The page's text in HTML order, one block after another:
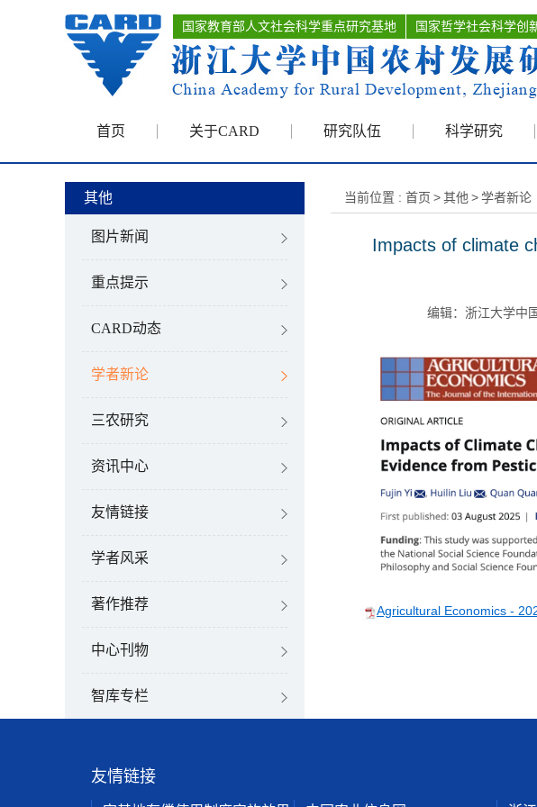
国家教育部人文社会科学重点研究基地 国家哲学社会科学创
首页 关于CARD 研究队伍 科学研究
其他
图片新闻
重点提示
CARD动态
学者新论
三农研究
资讯中心
友情链接
学者风采
著作推荐
中心刊物
智库专栏
当前位置 : 首页 >其他 >学者新论
Impacts of climate
编辑：浙江大学中
Agricultural Economics -
友情链接